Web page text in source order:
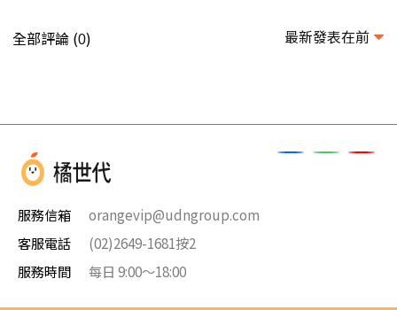
全部評論 (0) 最新發表在前
服務信箱
orangevip@udngroup.com
客服電話
(02)2649-1681按2
服務時間
每日 9:00～18:00